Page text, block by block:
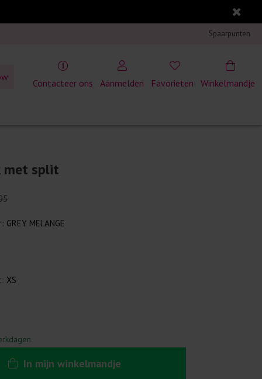
Spaarpunten
Winkelmandje
Contacteer ons Aanmelden Favorieten
met split
GREY MELANGE
XS
In mijn winkelmandje